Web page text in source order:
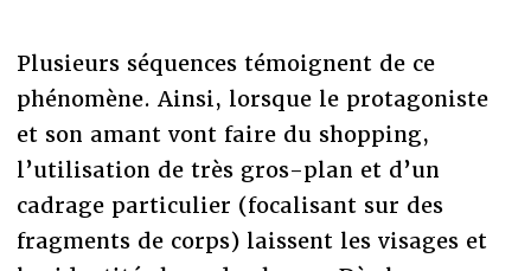
Plusieurs séquences témoignent de ce
phénomène. Ainsi, lorsque le protagoniste
et son amant vont faire du shopping,
l’utilisation de très gros-plan et d’un
cadrage particulier (focalisant sur des
fragments de corps) laissent les visages et